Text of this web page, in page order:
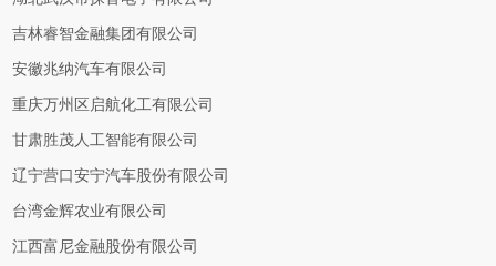
吉林睿智金融集团有限公司
安徽兆纳汽车有限公司
重庆万州区启航化工有限公司
甘肃胜茂人工智能有限公司
辽宁营口安宁汽车股份有限公司
台湾金辉农业有限公司
江西富尼金融股份有限公司